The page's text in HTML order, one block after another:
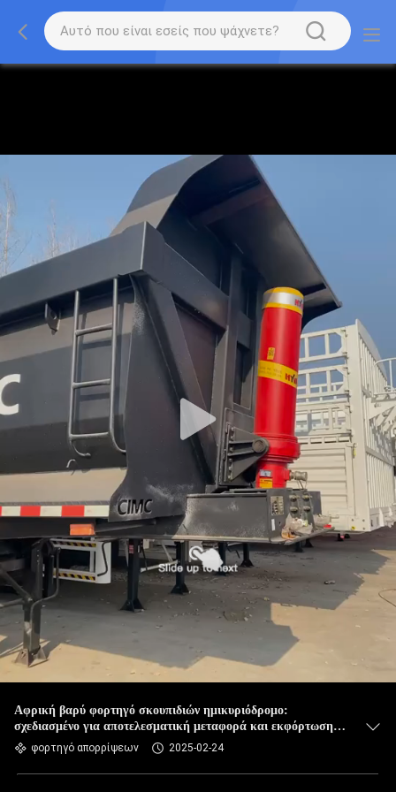
Αφρική βαρύ φορτηγό σκουπιδιών ημικυριόδρομο:
σχεδιασμένο για αποτελεσματική μεταφορά και εκφόρτωση
χύδην υλικών και αποβλήτων
φορτηγό απορρίψεων 2025-02-24